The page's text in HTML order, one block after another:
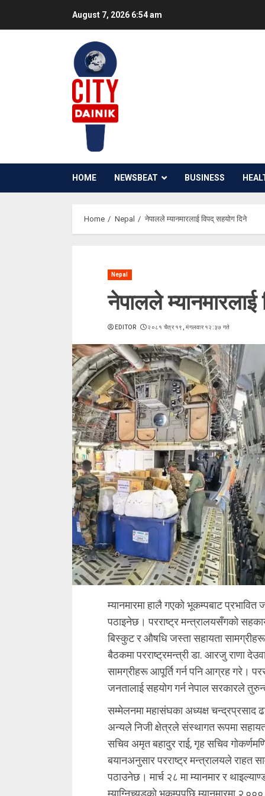
August 7, 2026 6:54 am
HOME NEWSBEAT BUSINESS
Home Nepal नेपालले म्यानमारलाई विपद् सहयोग दिने
Nepal
नेपालले
EDITOR २०८१ चैत्र १९, मंगलवार १२:३७ गते
म्यानमारमा हालै गएको भूकम्पबाट
पठाइनेछ। परराष्ट्र मन्त्रालयसँगको
बिस्कुट र औषधि जस्ता सहायता सामग्रीहरू
बैठकमा परराष्ट्रमन्त्री डा. आरजु राणा
सामग्रीहरू आपूर्ति गर्न पनि आग्रह गरे।
जनतालाई सहयोग गर्न नेपाल सरकारले
सम्मेलनमा महासंघका अध्यक्ष
अन्यले निजी क्षेत्रले संस्थागत रूपमा
सचिव अमृत बहादुर राई, गृह सचिव
बयानअनुसार परराष्ट्र मन्त्रालयले राहत
पठाउनेछ। मार्च २८ मा म्यानमार र
म्याग्निच्युडको भूकम्पपछि म्यानमारमा